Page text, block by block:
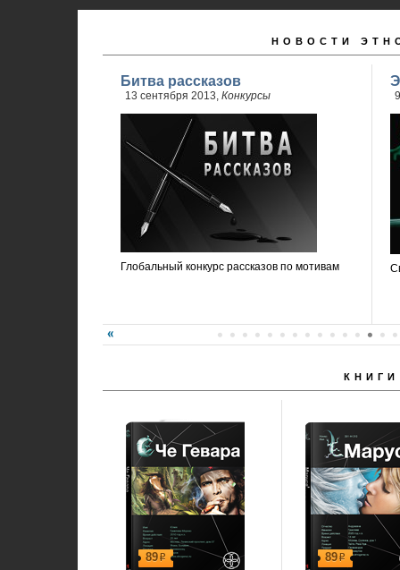
НОВОСТИ
Битва рассказов
13 сентября 2013, Конкурсы
Глобальный конкурс рассказов по мотивам
КНИГИ
89р 89р